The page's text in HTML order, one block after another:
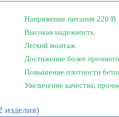
Напряжение питания 220 В
Высокая надежность
Легкий монтаж
Достижение более
Повышение плотности
Увеличение качества,
изделия)